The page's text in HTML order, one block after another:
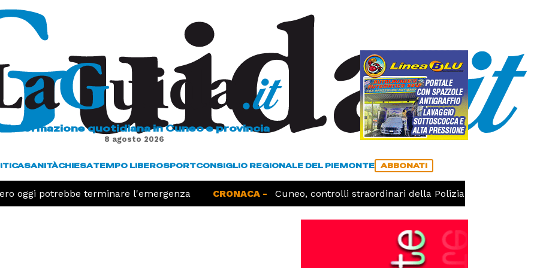
L'informazione quotidiana in Cuneo e provincia
8 agosto 2026
SANITÀCHIESATEMPO LIBEROSPORTCONSIGLIO REGIONALE DEL PIEMONTE ABBONATI
potrebbe terminare l'emergenza CRONACA - Cuneo, controlli straordinari della Polizia: 187 persone